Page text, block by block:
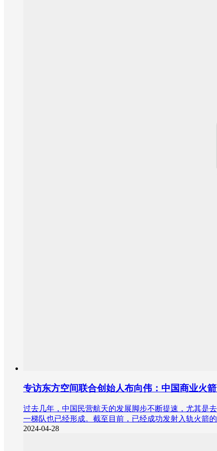
专访东方空间联合创始人布向伟：中国商业火
过去几年，中国民营航天的发展脚步不断提速，尤其是
一梯队也已经形成。截至目前，已经成功发射入轨火箭
2024-04-28